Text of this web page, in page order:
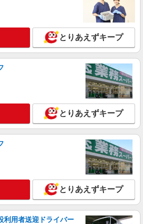
とりあえずキープ
とりあえずキープ
とりあえずキープ
利用者送迎ドライバー